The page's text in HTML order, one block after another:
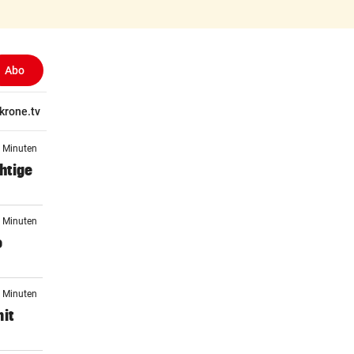
Abo
krone.tv
Minuten
Minuten
Minuten